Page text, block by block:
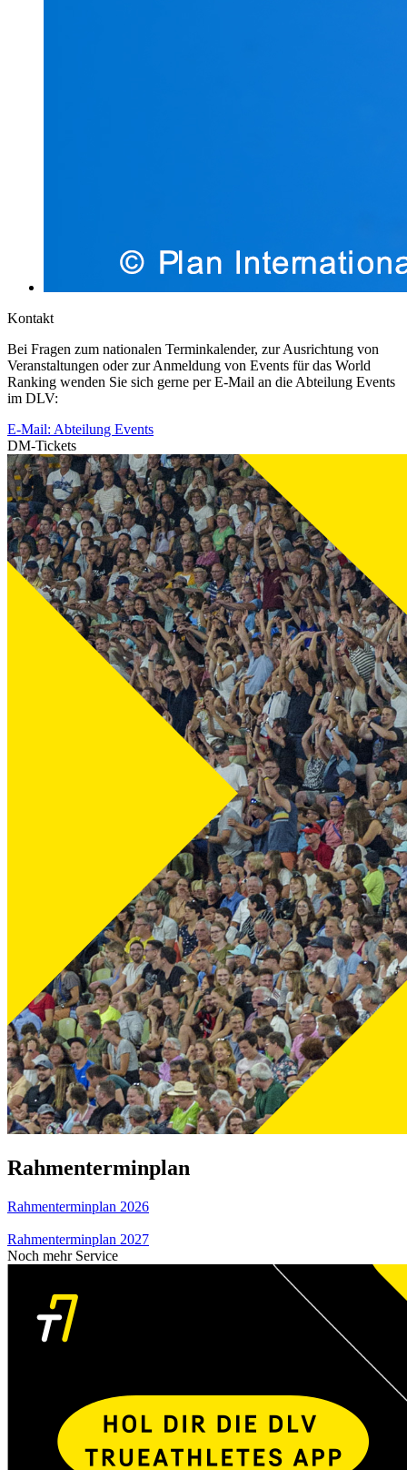
Kontakt
Bei Fragen zum nationalen Terminkalender, zur Ausrichtung von
Veranstaltungen oder zur Anmeldung von Events für das World
Ranking wenden Sie sich gerne per E-Mail an die Abteilung Events
im DLV:
E-Mail: Abteilung Events
DM-Tickets
Rahmenterminplan
Rahmenterminplan 2026
Rahmenterminplan 2027
Noch mehr Service